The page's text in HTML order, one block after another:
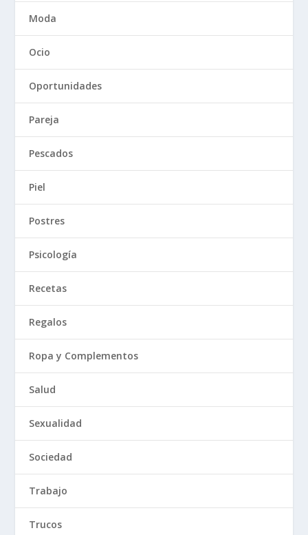
Moda
Ocio
Oportunidades
Pareja
Pescados
Piel
Postres
Psicología
Recetas
Regalos
Ropa y Complementos
Salud
Sexualidad
Sociedad
Trabajo
Trucos